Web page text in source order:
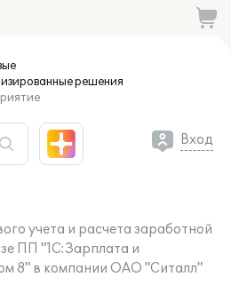
решения
Вход
учета и расчета заработной
ПП "1С:Зарплата и
8" в компании ОАО "Ситалл"